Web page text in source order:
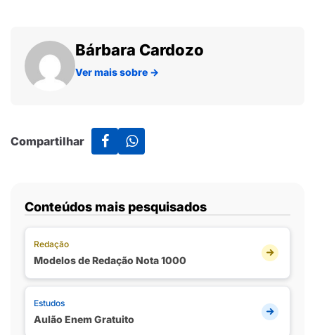
Bárbara Cardozo
Ver mais sobre →
Compartilhar
Conteúdos mais pesquisados
Redação
Modelos de Redação Nota 1000
Estudos
Aulão Enem Gratuito